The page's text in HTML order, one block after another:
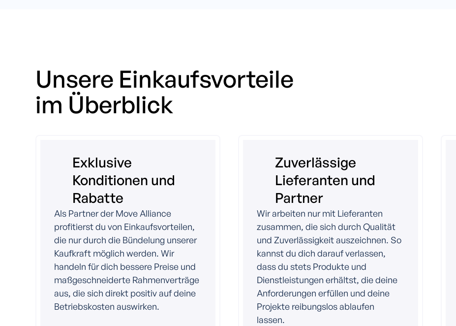
Unsere Einkaufsvorteile
im Überblick
Exklusive
Konditionen und
Rabatte
Als Partner der Move Alliance
profitierst du von Einkaufsvorteilen,
die nur durch die Bündelung unserer
Kaufkraft möglich werden. Wir
handeln für dich bessere Preise und
maßgeschneiderte Rahmenverträge
aus, die sich direkt positiv auf deine
Betriebskosten auswirken.
Zuverlässige
Lieferanten und
Partner
Wir arbeiten nur mit Lieferanten
zusammen, die sich durch Qualität
und Zuverlässigkeit auszeichnen. So
kannst du dich darauf verlassen,
dass du stets Produkte und
Dienstleistungen erhältst, die deine
Anforderungen erfüllen und deine
Projekte reibungslos ablaufen
lassen.